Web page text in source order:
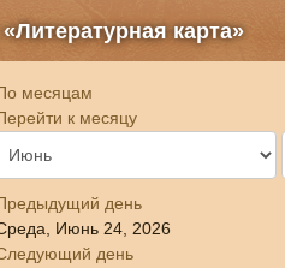
карта»
месяцам
к месяцу
день
Июнь 24, 2026
день